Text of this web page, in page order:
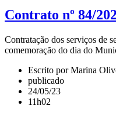
Contrato nº 84/
Contratação dos serviços de
comemoração do dia do
Escrito por Marina
publicado
24/05/23
11h02